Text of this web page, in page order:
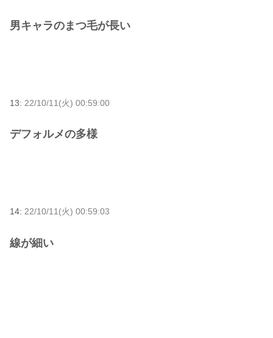
男キャラのまつ毛が長い
13: 22/10/11(火) 00:59:00
デフォルメの多様
14: 22/10/11(火) 00:59:03
線が細い